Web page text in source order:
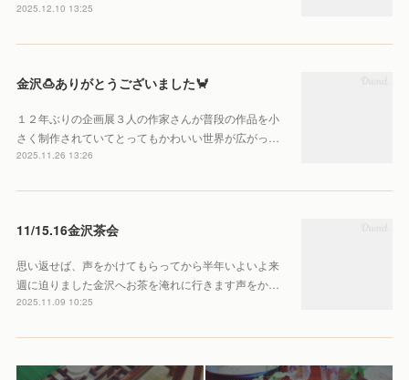
2025.12.10 13:25
金沢🍮ありがとうございました🦀
１２年ぶりの企画展３人の作家さんが普段の作品を小
さく制作されていてとってもかわいい世界が広がっ…
2025.11.26 13:26
11/15.16金沢茶会
思い返せば、声をかけてもらってから半年いよいよ来
週に迫りました金沢へお茶を淹れに行きます声をか…
2025.11.09 10:25